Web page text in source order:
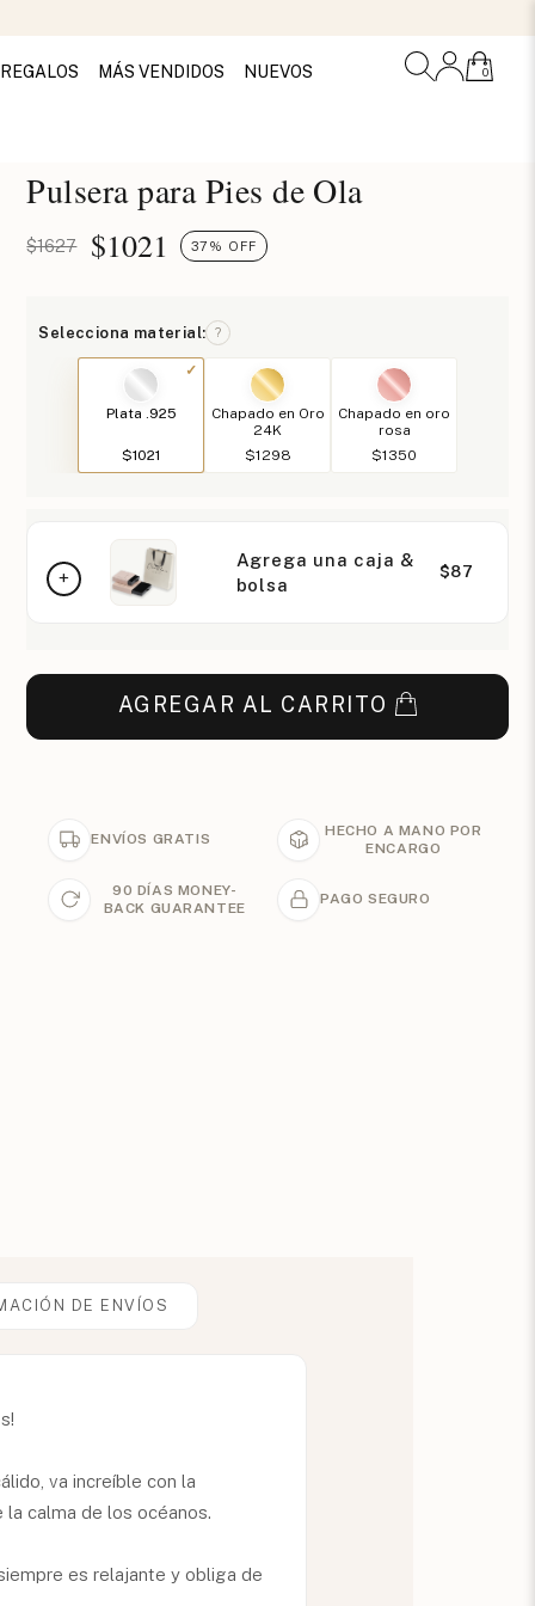
REGALOS MÁS VENDIDOS NUEVOS 0
Pulsera para Pies de Ola
$1627 $1021 37% OFF
Selecciona material: ?
Plata .925
$1021
Chapado en Oro
24K
$1298
Chapado en oro
rosa
$1350
Agrega una caja &
bolsa
$87
AGREGAR AL CARRITO
ENVÍOS GRATIS
HECHO A MANO POR
ENCARGO
90 DÍAS MONEY-
BACK GUARANTEE
PAGO SEGURO
DE ENVÍOS
va increíble con la
calma de los océanos.
es relajante y obliga de